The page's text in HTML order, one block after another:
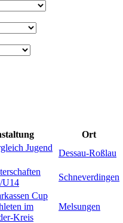
Ort
Jugend
Dessau-Roßlau
U14
Schneverdingen
Cup
im
Kreis
Melsungen